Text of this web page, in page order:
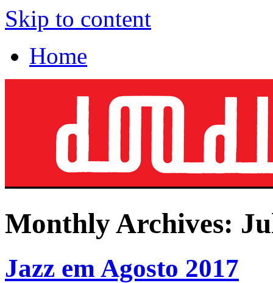
Skip to content
Home
Monthly Archives:
Jazz em Agosto 2017